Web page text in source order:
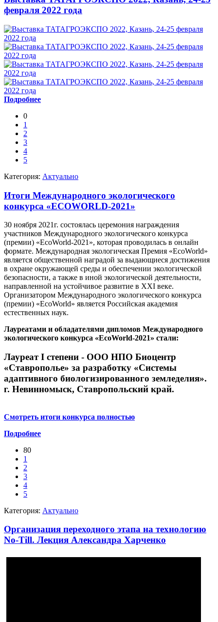
февраля 2022 года
Подробнее
0
1
2
3
4
5
Категория: Актуально
Итоги Международного экологического
конкурса «ECOWORLD-2021»
30 ноября 2021г. состоялась церемония награждения
участников Международного экологического конкурса
(премии) «EcoWorld-2021», которая проводилась в онлайн
формате. Международная экологическая Премия «EcoWorld»
является общественной наградой за выдающиеся достижения
в охране окружающей среды и обеспечении экологической
безопасности, а также в иной экологической деятельности,
направленной на устойчивое развитие в XXI веке.
Организатором Международного экологического конкурса
(премии) «EcoWorld» является Российская академия
естественных наук.
Лауреатами и обладателями дипломов Международного
экологического конкурса «EcoWorld-2021» стали:
Лауреат I степени - ООО НПО Биоцентр
«Ставрополье» за разработку «Системы
адаптивного биологизированного земледелия».
г. Невинномыск, Ставропольский край.
Смотреть итоги конкурса полностью
Подробнее
80
1
2
3
4
5
Категория: Актуально
Организация переходного этапа на технологию
No-Till. Лекция Александра Харченко